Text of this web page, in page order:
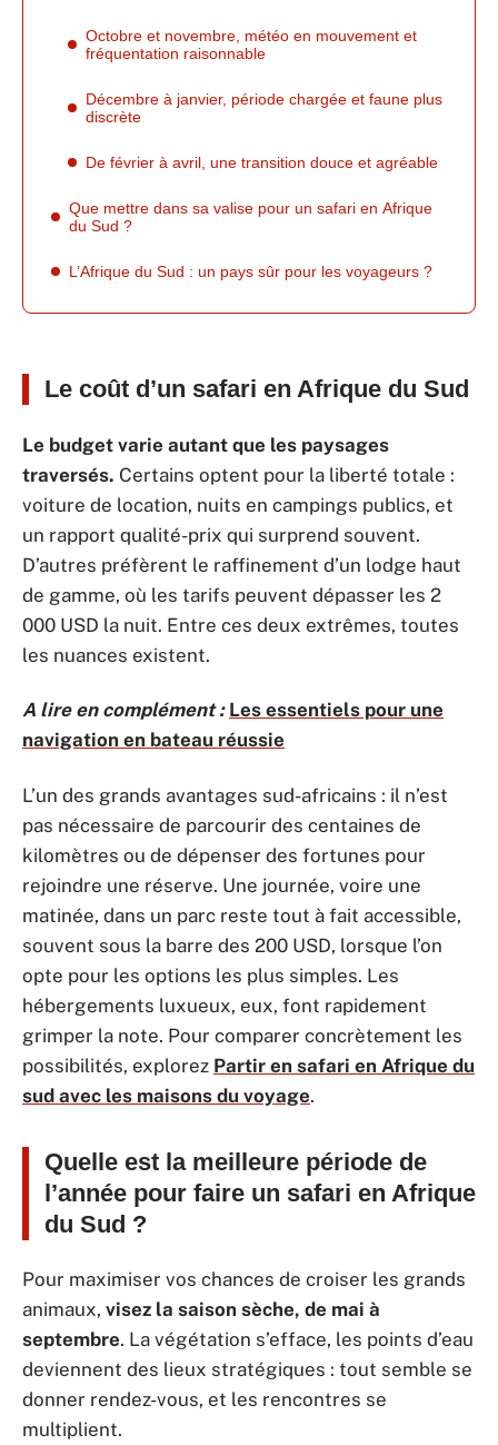
Octobre et novembre, météo en mouvement et
fréquentation raisonnable
Décembre à janvier, période chargée et faune plus
discrète
De février à avril, une transition douce et agréable
Que mettre dans sa valise pour un safari en Afrique
du Sud ?
L’Afrique du Sud : un pays sûr pour les voyageurs ?
Le coût d’un safari en Afrique du Sud
Le budget varie autant que les paysages
traversés. Certains optent pour la liberté totale :
voiture de location, nuits en campings publics, et
un rapport qualité-prix qui surprend souvent.
D’autres préfèrent le raffinement d’un lodge haut
de gamme, où les tarifs peuvent dépasser les 2
000 USD la nuit. Entre ces deux extrêmes, toutes
les nuances existent.
A lire en complément : Les essentiels pour une
navigation en bateau réussie
L’un des grands avantages sud-africains : il n’est
pas nécessaire de parcourir des centaines de
kilomètres ou de dépenser des fortunes pour
rejoindre une réserve. Une journée, voire une
matinée, dans un parc reste tout à fait accessible,
souvent sous la barre des 200 USD, lorsque l’on
opte pour les options les plus simples. Les
hébergements luxueux, eux, font rapidement
grimper la note. Pour comparer concrètement les
possibilités, explorez Partir en safari en Afrique du
sud avec les maisons du voyage.
Quelle est la meilleure période de
l’année pour faire un safari en Afrique
du Sud ?
Pour maximiser vos chances de croiser les grands
animaux, visez la saison sèche, de mai à
septembre. La végétation s’efface, les points d’eau
deviennent des lieux stratégiques : tout semble se
donner rendez-vous, et les rencontres se
multiplient.